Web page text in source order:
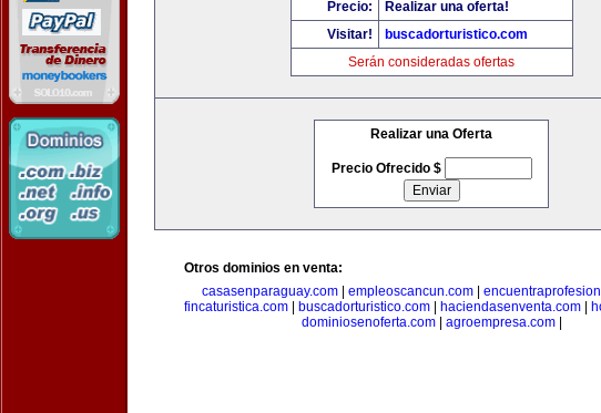
Precio:
Realizar una oferta!
Visitar!
buscadorturistico.com
Serán consideradas ofertas
Realizar una Oferta
Precio Ofrecido $
Otros dominios en venta:
casasenparaguay.com| empleoscancun.com|
fincaturistica.com
buscadorturistico.com haciendasenventa.com
dominiosenoferta.com| agroempresa.com|